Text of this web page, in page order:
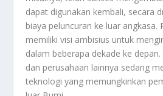
dapat digunakan kembali, secara
biaya peluncuran ke luar angkasa.
memiliki visi ambisius untuk
dalam beberapa dekade ke
dan perusahaan lainnya sedang
teknologi yang memungkinkan